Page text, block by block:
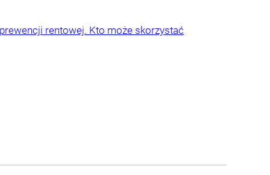
rentowej. Kto może skorzystać